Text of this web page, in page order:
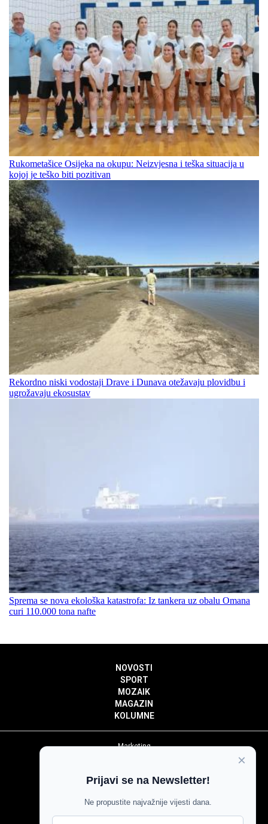
Rukometašice Osijeka na okupu: Neizvjesna i teška situacija u
kojoj je teško biti pozitivan
Rekordno niski vodostaji Drave i Dunava otežavaju plovidbu i
ugrožavaju ekosustav
Sprema se nova ekološka katastrofa: Iz tankera uz obalu Omana
curi 110.000 tona nafte
NOVOSTI
SPORT
MOZAIK
MAGAZIN
KOLUMNE
Marketing
Impressum
Pravila komentiranja
Agroglas
×
Prijavi se na Newsletter!
Ne propustite najvažnije vijesti dana.